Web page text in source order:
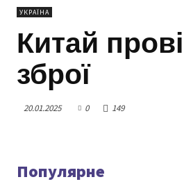
УКРАЇНА
Китай
зброї
20.01.2025 0 149
Популярне